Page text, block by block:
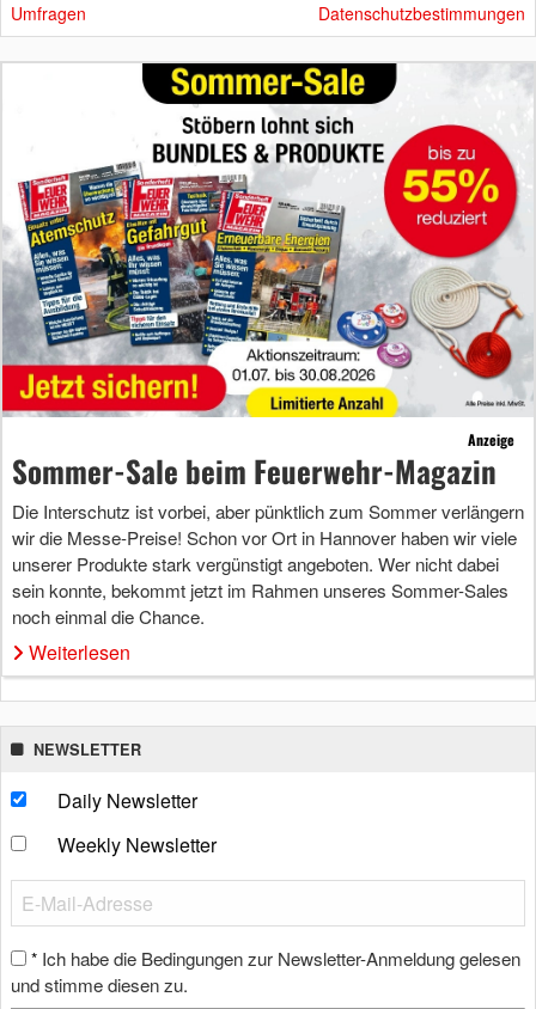
Umfragen Datenschutzbestimmungen
Anzeige
Sommer-Sale beim Feuerwehr-Magazin
Die Interschutz ist vorbei, aber pünktlich zum Sommer verlängern
wir die Messe-Preise! Schon vor Ort in Hannover haben wir viele
unserer Produkte stark vergünstigt angeboten. Wer nicht dabei
sein konnte, bekommt jetzt im Rahmen unseres Sommer-Sales
noch einmal die Chance.
Weiterlesen
NEWSLETTER
Daily Newsletter
Weekly Newsletter
* Ich habe die Bedingungen zur Newsletter-Anmeldung gelesen
und stimme diesen zu.